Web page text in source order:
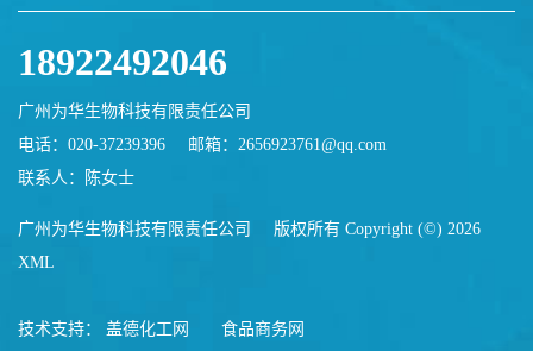
18922492046
广州为华生物科技有限责任公司
电话：020-37239396
邮箱： 2656923761@qq.com
联系人：陈女士
广州为华生物科技有限责任公司
版权所有 Copyright (©) 2026
XML
技术支持： 盖德化工网 食品商务网